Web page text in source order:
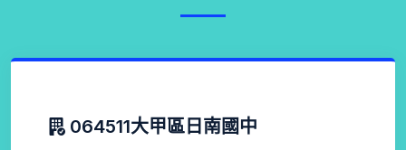
064511大甲區日南國中